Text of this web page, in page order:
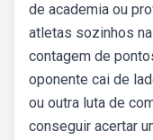
de academia ou
atletas sozinhos
contagem de
oponente cai de
ou outra luta de
conseguir acertar